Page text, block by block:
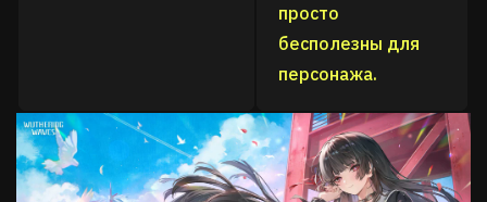
просто
бесполезны для
персонажа.